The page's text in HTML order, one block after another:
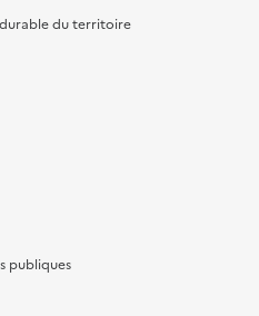
du territoire
publiques